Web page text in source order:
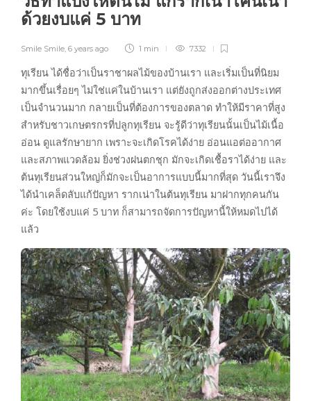
ด้วยงบแค่ 5 บาท
Smile Smile 6 years ago 1 min 7332
ทุเรียน ได้ชื่อว่าเป็นราชาผลไม้ของบ้านเรา และเริ่มเป็นที่นิยม
มากขึ้นเรื่อยๆ ไม่ใช่แค่ในบ้านเรา แต่ยังถูกส่งออกต่างประเทศ
เป็นจำนวนมาก กลายเป็นที่ต้องการของตลาด ทำให้มีราคาที่สูง
สำหรับชาวเกษตรกรที่ปลูกทุเรียน จะรู้ดีว่าทุเรียนนั้นเป็นไม้เนื้อ
อ่อน ดูแลรักษายาก เพราะจะเกิดโรคได้ง่าย อ่อนแอต่ออากาศ
และสภาพแวดล้อม ยิ่งช่วงฝนตกชุก มักจะเกิดเชื้อราได้ง่าย และ
ต้นทุเรียนส่วนใหญ่ก็มักจะเป็นอาการแบบนี้มากที่สุด วันนี้เราจึง
ได้นำเคล็ดลับแก้ปัญหา รากเน่าในต้นทุเรียน มาฝากทุกคนกัน
ค่ะ โดยใช้งบแค่ 5 บาท ก็สามารถจัดการปัญหานี้ให้หมดไปได้
แล้ว